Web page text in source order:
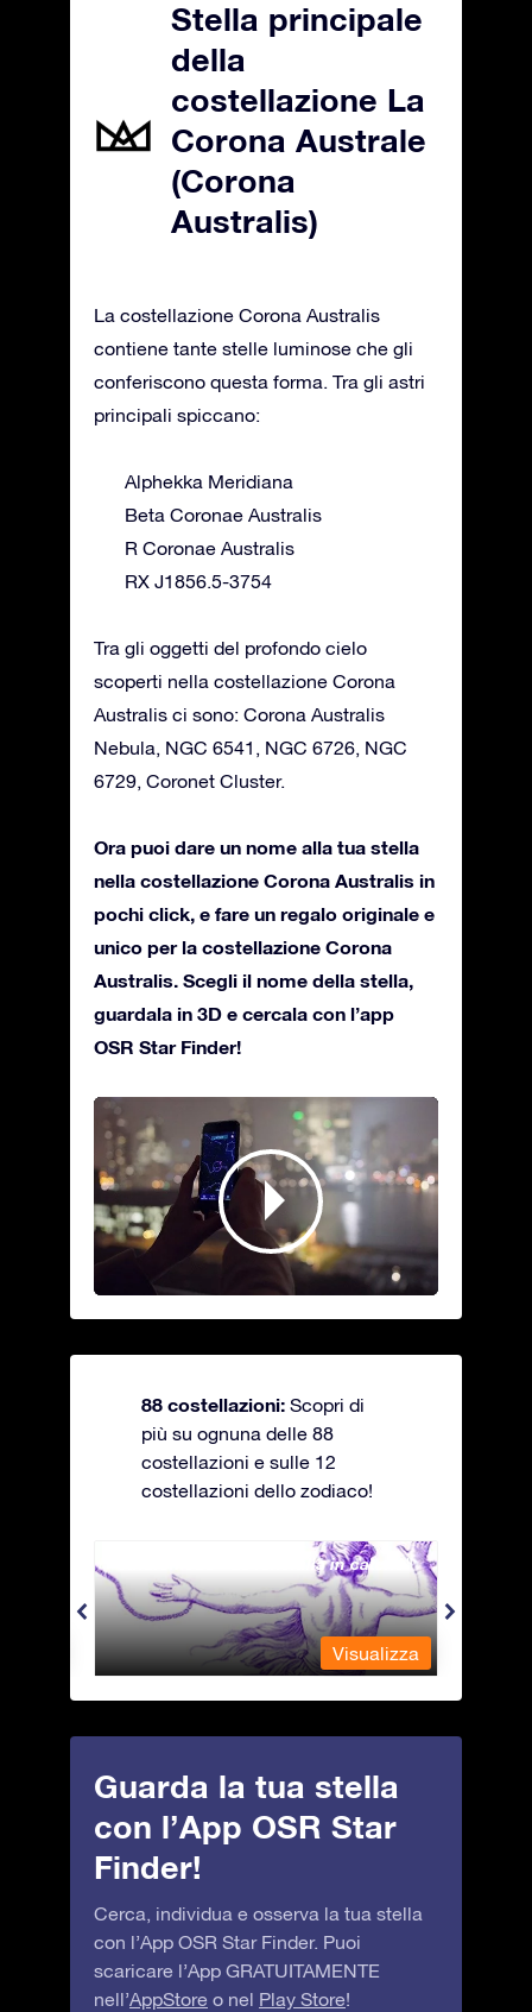
Stella principale
della
costellazione La
Corona Australe
(Corona
Australis)
La costellazione Corona Australis
contiene tante stelle luminose che gli
conferiscono questa forma. Tra gli astri
principali spiccano:
Alphekka Meridiana
Beta Coronae Australis
R Coronae Australis
RX J1856.5-3754
Tra gli oggetti del profondo cielo
scoperti nella costellazione Corona
Australis ci sono: Corona Australis
Nebula, NGC 6541, NGC 6726, NGC
6729, Coronet Cluster.
Ora puoi dare un nome alla tua stella
nella costellazione Corona Australis in
pochi click, e fare un regalo originale e
unico per la costellazione Corona
Australis. Scegli il nome della stella,
guardala in 3D e cercala con l’app
OSR Star Finder!
88 costellazioni: Scopri di
più su ognuna delle 88
costellazioni e sulle 12
costellazioni dello zodiaco!
Andromeda - La fanciulla in catene
Visualizza
Guarda la tua stella
con l’App OSR Star
Finder!
Cerca, individua e osserva la tua stella
con l’App OSR Star Finder. Puoi
scaricare l’App GRATUITAMENTE
nell’AppStore o nel Play Store!